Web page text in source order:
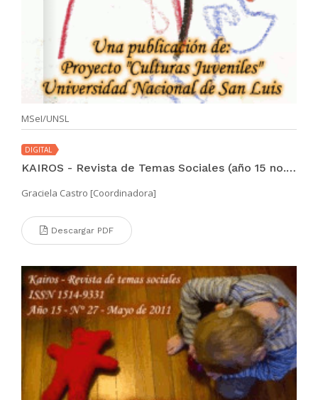
MSeI/UNSL
DIGITAL
KAIROS - Revista de Temas Sociales (año 15 no. 28 nov 2011)
Graciela Castro [Coordinadora]
Descargar PDF